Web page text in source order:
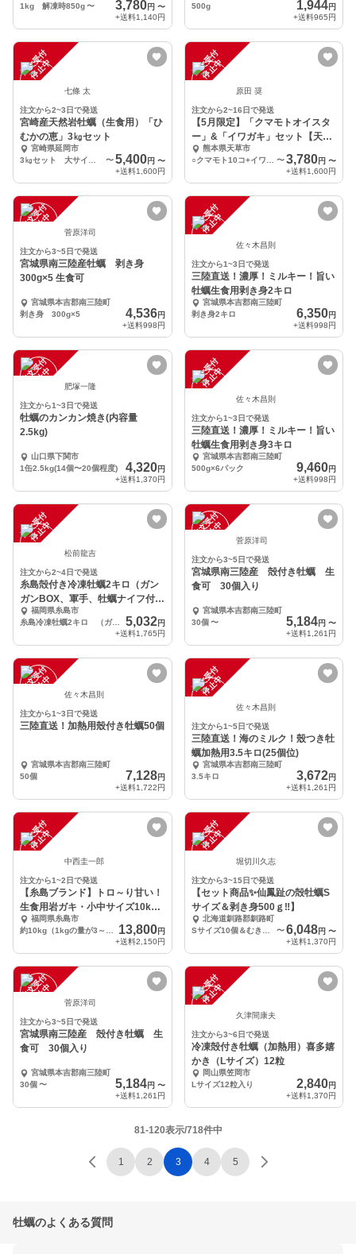
1kg 解凍時850g〜 3,780円 〜
+送料1,140円
500g 1,944円
+送料965円
注
文
受
付
停
止
中
七條 太
注文から2~3日で発送
宮崎産天然岩牡蠣（生食用）「ひ
むかの恵」3㎏セット
宮崎県延岡市
〜 5,400円 〜
+送料1,600円
注
文
受
付
停
止
中
原田 奨
注文から2~16日で発送
【5月限定】「クマモトオイスタ
ー」&「イワガキ」セット【天恵
牡蠣】
熊本県天草市
〜3,780円 〜
+送料1,600円
注
文
受
付
停
止
中 菅原洋司
注文から3~5日で発送
宮城県南三陸産牡蠣 剥き身
300g×5 生食可
宮城県本吉郡南三陸町
剥き身 300g×5
4,536円
+送料998円
注
文
受
付
停
止
中
佐々木昌則
注文から1~3日で発送
三陸直送！濃厚！ミルキー！旨い
牡蠣生食用剥き身2キロ
宮城県本吉郡南三陸町
剥き身2キロ
6,350円
+送料998円
注
文
受
付
停
止
中 肥塚一隆
注文から1~3日で発送
牡蠣のカンカン焼き(内容量
2.5kg)
山口県下関市
1缶2.5kg(14個〜20個程度)
4,320円
+送料1,370円
注
文
受
付
停
止
中
佐々木昌則
注文から1~3日で発送
三陸直送！濃厚！ミルキー！旨い
牡蠣生食用剥き身3キロ
宮城県本吉郡南三陸町
500g×6パック
9,460円
+送料998円
注
文
受
付
停
止
中
松前龍吉
注文から2~4日で発送
糸島殻付き冷凍牡蠣2キロ（ガン
ガンBOX、軍手、牡蠣ナイフ付
き）福岡県糸島市
糸島冷凍牡蠣2キロ （ガンガンセット）
5,032円
+送料1,765円
注
文
受
付
停
止
中 菅原洋司
注文から3~5日で発送
宮城県南三陸産 殻付き牡蠣 生
食可 30個入り
宮城県本吉郡南三陸町
30個 〜 5,184円 〜
+送料1,261円
注
文
受
付
停
止
中 佐々木昌則
注文から1~3日で発送
三陸直送！加熱用殼付き牡蠣50個
宮城県本吉郡南三陸町
50個
7,128円
+送料1,722円
注
文
受
付
停
止
中
佐々木昌則
注文から1~5日で発送
三陸直送！海のミルク！殼つき牡
蠣加熱用3.5キロ(25個位)
宮城県本吉郡南三陸町
3.5キロ
3,672円
+送料1,261円
注
文
受
付
停
止
中
中西圭一郎
注文から1~2日で発送
【糸島ブランド】トロ～り甘い！
生食用岩ガキ・小中サイズ10kg
セット
福岡県糸島市
13,800円
+送料2,150円
注
文
受
付
停
止
中
堀切川久志
注文から3~15日で発送
【セット商品✨仙鳳趾の殻牡蠣S
サイズ＆剥き身500ｇ‼️】
北海道釧路郡釧路町
〜6,048円 〜
+送料1,370円
注
文
受
付
停
止
中 菅原洋司
注文から3~5日で発送
宮城県南三陸産 殻付き牡蠣 生
食可 30個入り
宮城県本吉郡南三陸町
30個 〜 5,184円 〜
+送料1,261円
注
文
受
付
停
止
中
久津間康夫
注文から3~6日で発送
冷凍殻付き牡蠣（加熱用）喜多嬉
かき（Lサイズ）12粒
岡山県笠岡市
Lサイズ12粒入り
2,840円
+送料1,370円
81-120表示/718件中
1 2 3 4 5
牡蠣のよくある質問